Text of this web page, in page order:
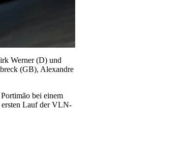
Werner (D) und
(GB), Alexandre
bei einem
ersten Lauf der VLN-